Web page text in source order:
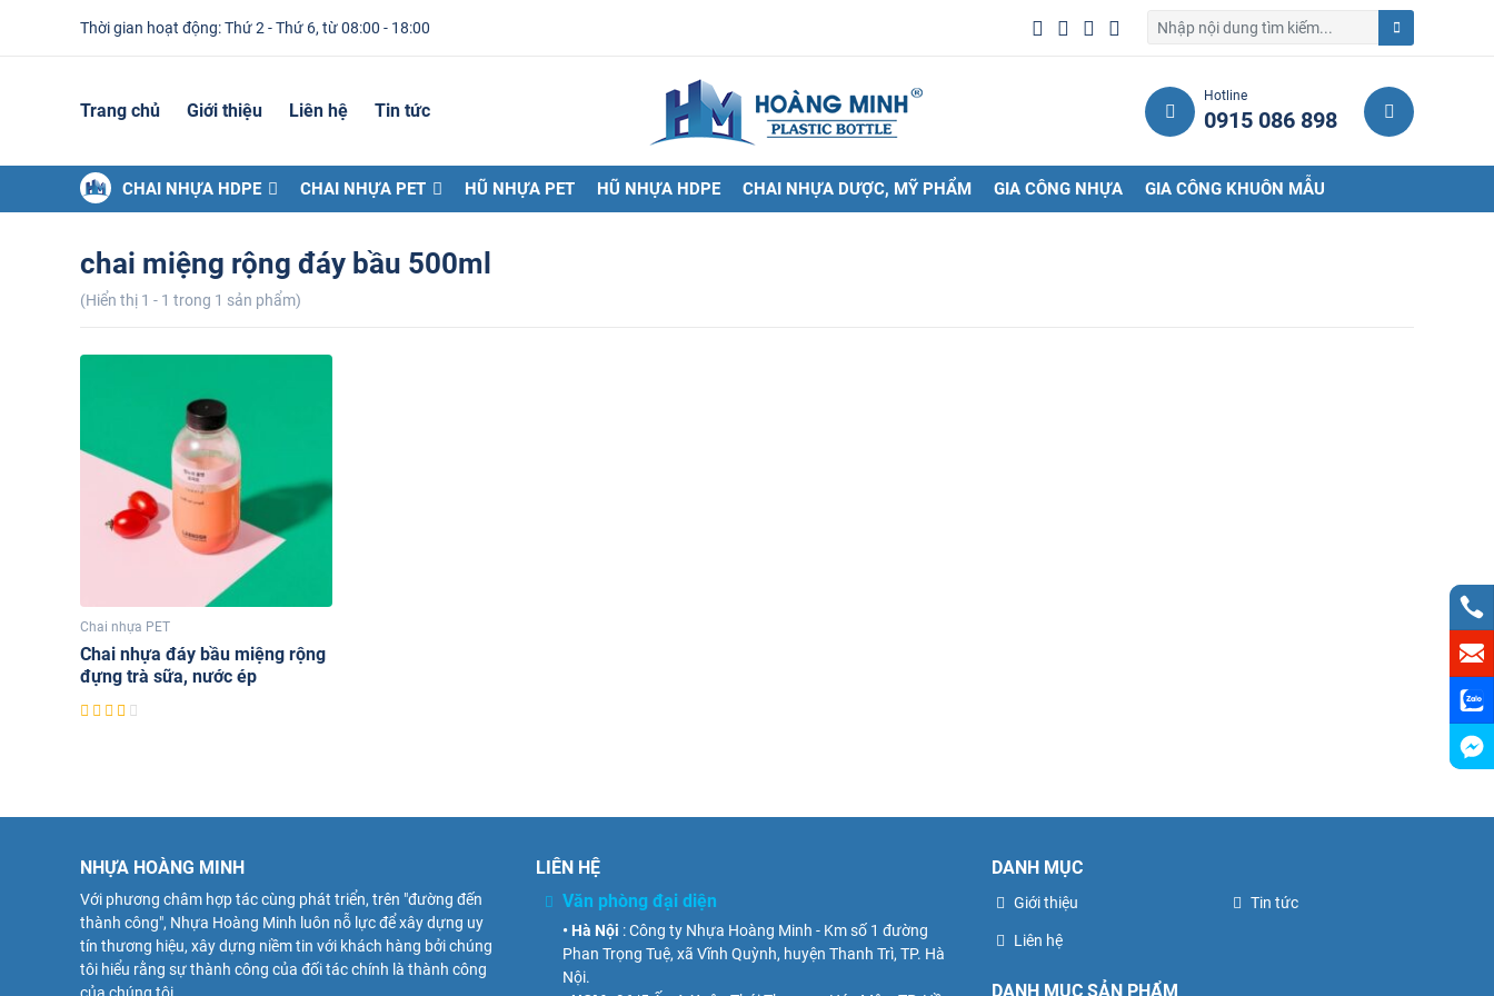
Thời gian hoạt động: Thứ 2 - Thứ 6, từ 08:00 - 18:00
Trang chủ Giới thiệu Liên hệ Tin tức
Hotline
0915 086 898
CHAI NHỰA HDPE CHAI NHỰA PET HŨ NHỰA PET HŨ NHỰA HDPE CHAI NHỰA DƯỢC, MỸ PHẨM GIA CÔNG NHỰA GIA CÔNG KHUÔN MẪU
chai miệng rộng đáy bầu 500ml
(Hiển thị 1 - 1 trong 1 sản phẩm)
Chai nhựa PET
Chai nhựa đáy bầu miệng rộng
đựng trà sữa, nước ép
NHỰA HOÀNG MINH
Với phương châm hợp tác cùng phát triển, trên "đường đến
thành công", Nhựa Hoàng Minh luôn nỗ lực để xây dựng uy
tín thương hiệu, xây dựng niềm tin với khách hàng bởi chúng
tôi hiểu rằng sự thành công của đối tác chính là thành công
LIÊN HỆ
Văn phòng đại diện
• Hà Nội : Công ty Nhựa Hoàng Minh - Km số 1 đường
Phan Trọng Tuệ, xã Vĩnh Quỳnh, huyện Thanh Trì, TP. Hà
Nội.
DANH MỤC
Giới thiệu
Liên hệ
Tin tức
DANH MỤC SẢN PHẨM